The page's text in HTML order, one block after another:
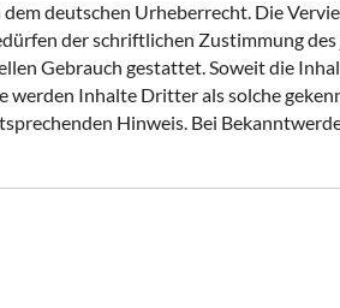
deutschen Urheberrecht. Die
der schriftlichen Zustimmung
Gebrauch gestattet. Soweit die
Inhalte Dritter als solche
Hinweis. Bei